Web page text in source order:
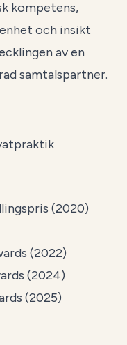
kompetens,
och insikt
av en
samtalspartner.
(2020)
(2022)
(2024)
(2025)